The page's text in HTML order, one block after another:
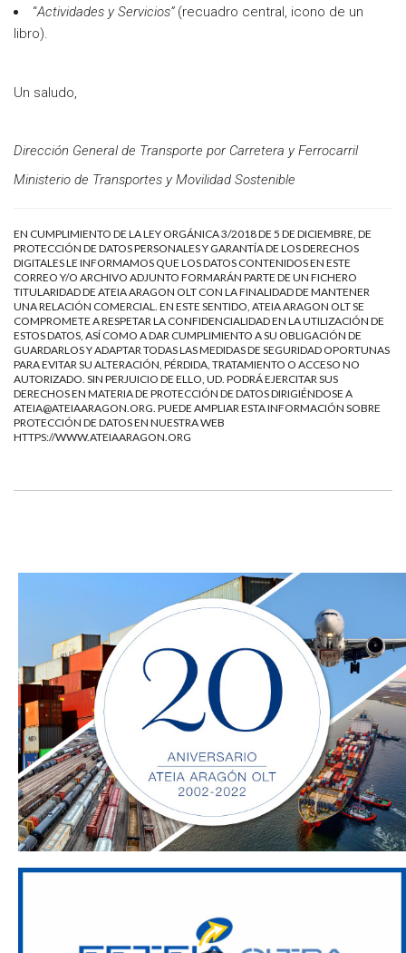
“Actividades y Servicios”(recuadro central, icono de un
libro).
Un saludo,
Dirección General de Transporte por Carretera y Ferrocarril
Ministerio de Transportes y Movilidad Sostenible
EN CUMPLIMIENTO DE LA LEY ORGÁNICA 3/2018 DE 5 DE DICIEMBRE, DE
PROTECCIÓN DE DATOS PERSONALES Y GARANTÍA DE LOS DERECHOS
DIGITALES LE INFORMAMOS QUE LOS DATOS CONTENIDOS EN ESTE
CORREO Y/O ARCHIVO ADJUNTO FORMARÁN PARTE DE UN FICHERO
TITULARIDAD DE ATEIA ARAGON OLT CON LA FINALIDAD DE MANTENER
UNA RELACIÓN COMERCIAL. EN ESTE SENTIDO, ATEIA ARAGON OLT SE
COMPROMETE A RESPETAR LA CONFIDENCIALIDAD EN LA UTILIZACIÓN DE
ESTOS DATOS, ASÍ COMO A DAR CUMPLIMIENTO A SU OBLIGACIÓN DE
GUARDARLOS Y ADAPTAR TODAS LAS MEDIDAS DE SEGURIDAD OPORTUNAS
PARA EVITAR SU ALTERACIÓN, PÉRDIDA, TRATAMIENTO O ACCESO NO
AUTORIZADO. SIN PERJUICIO DE ELLO, UD. PODRÁ EJERCITAR SUS
DERECHOS EN MATERIA DE PROTECCIÓN DE DATOS DIRIGIÉNDOSE A
ATEIA@ATEIAARAGON.ORG. PUEDE AMPLIAR ESTA INFORMACIÓN SOBRE
PROTECCIÓN DE DATOS EN NUESTRA WEB
HTTPS://WWW.ATEIAARAGON.ORG